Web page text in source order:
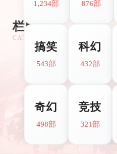
栏目分类
CATEGORIES
1,234部 876部
搞笑
543部
科幻
432部
奇幻
498部
竞技
321部